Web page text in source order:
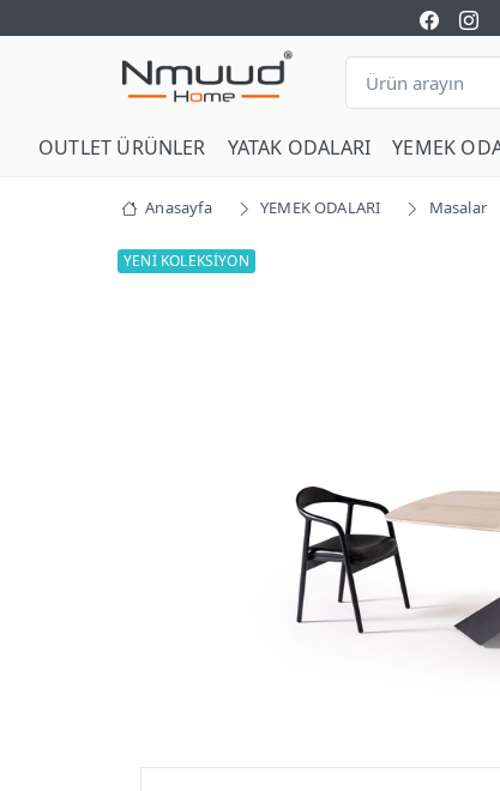
OUTLET ÜRÜNLER YATAK ODALARI YEMEK
Anasayfa YEMEK ODALARI Masalar
YENİ KOLEKSİYON